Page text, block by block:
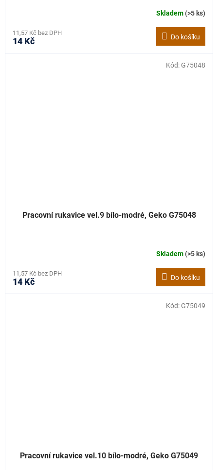
Skladem(>5 ks)
11,57 Kč bez DPH
14 Kč Do košíku
Pracovní rukavice vel.9 bílo-modré, Geko G75048
Skladem(>5 ks)
11,57 Kč bez DPH
14 Kč Do košíku
Kód: G75048
Pracovní rukavice vel.10 bílo-modré, Geko G75049
Kód: G75049